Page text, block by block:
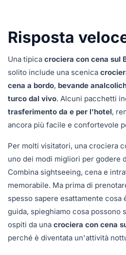
Risposta
Una tipica crociera con cena sul
solito include una scenica
cena a bordo, bevande
turco dal vivo. Alcuni pacchetti
trasferimento da e per l'hotel,
ancora più facile e confortevole
Per molti visitatori, una crociera
uno dei modi migliori per godere
Combina sightseeing, cena e
memorabile. Ma prima di
spesso sapere esattamente cosa
guida, spieghiamo cosa possono
ospiti da una crociera con cena
perché è diventata un'attività